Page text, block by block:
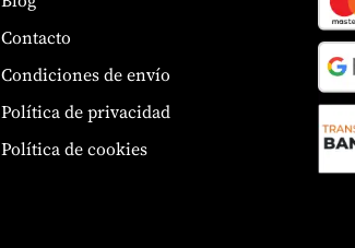
Contacto
Condiciones de envío
Política de privacidad
Política de cookies